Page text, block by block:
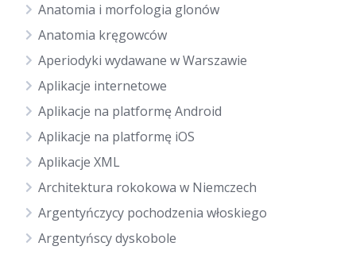
Anatomia i morfologia glonów
Anatomia kręgowców
Aperiodyki wydawane w Warszawie
Aplikacje internetowe
Aplikacje na platformę Android
Aplikacje na platformę iOS
Aplikacje XML
Architektura rokokowa w Niemczech
Argentyńczycy pochodzenia włoskiego
Argentyńscy dyskobole